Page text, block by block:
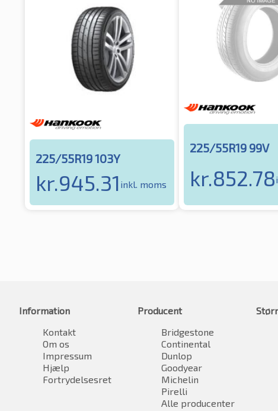
225/55R19 103Y
kr.945.31 inkl. moms
225/55R19 99V
kr.852.78
Information
Kontakt
Om os
Impressum
Hjælp
Fortrydelsesret
Producent
Bridgestone
Continental
Dunlop
Goodyear
Michelin
Pirelli
Alle producenter